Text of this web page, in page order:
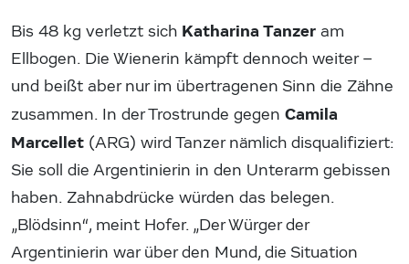
Bis 48 kg verletzt sich Katharina Tanzer am
Ellbogen. Die Wienerin kämpft dennoch weiter –
und beißt aber nur im übertragenen Sinn die Zähne
zusammen. In der Trostrunde gegen Camila
Marcellet (ARG) wird Tanzer nämlich disqualifiziert:
Sie soll die Argentinierin in den Unterarm gebissen
haben. Zahnabdrücke würden das belegen.
„Blödsinn“, meint Hofer. „Der Würger der
Argentinierin war über den Mund, die Situation